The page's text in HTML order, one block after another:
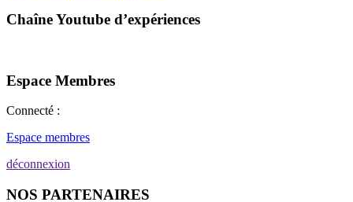
Chaîne Youtube d’expériences
Espace Membres
Connecté :
Espace membres
déconnexion
NOS PARTENAIRES